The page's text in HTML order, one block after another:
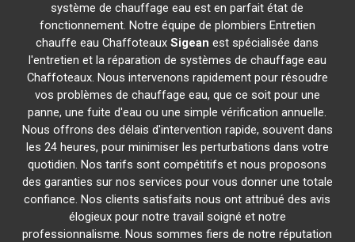
système de chauffage eau est en parfait état de
fonctionnement. Notre équipe de plombiers Entretien
chauffe eau ChaffoteauxSigean est spécialisée dans
l'entretien et la réparation de systèmes de chauffage eau
Chaffoteaux. Nous intervenons rapidement pour résoudre
vos problèmes de chauffage eau, que ce soit pour une
panne, une fuite d'eau ou une simple vérification annuelle.
Nous offrons des délais d'intervention rapide, souvent dans
les 24 heures, pour minimiser les perturbations dans votre
quotidien. Nos tarifs sont compétitifs et nous proposons
des garanties sur nos services pour vous donner une totale
confiance. Nos clients satisfaits nous ont attribué des avis
élogieux pour notre travail soigné et notre
professionnalisme. Nous sommes fiers de notre réputation